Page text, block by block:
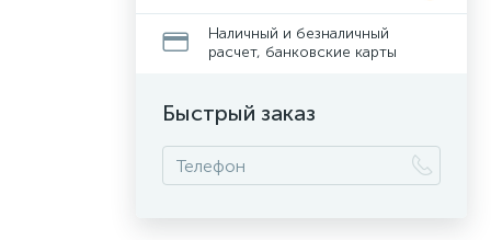
Наличный и безналичный
расчет, банковские карты
Быстрый заказ